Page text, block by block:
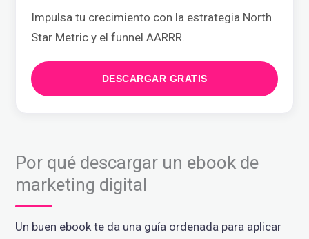
Impulsa tu crecimiento con la estrategia North
Star Metric y el funnel AARRR.
DESCARGAR GRATIS
Por qué descargar un ebook de
marketing digital
Un buen ebook te da una guía ordenada para aplicar